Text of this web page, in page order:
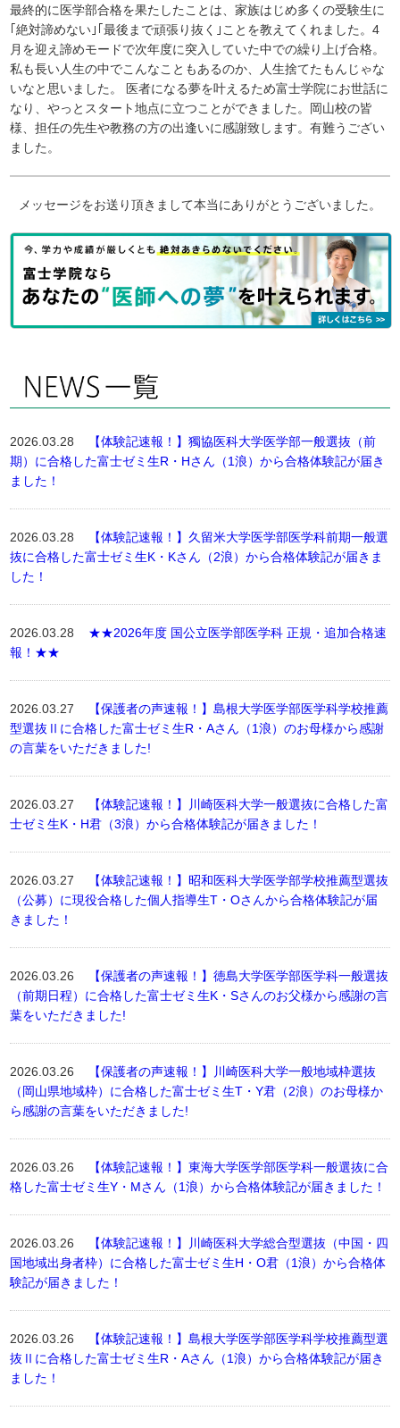
最終的に医学部合格を果たしたことは、家族はじめ多くの受験生に
｢絶対諦めない｣｢最後まで頑張り抜く｣ことを教えてくれました。4
月を迎え諦めモードで次年度に突入していた中での繰り上げ合格。
私も長い人生の中でこんなこともあるのか、人生捨てたもんじゃな
いなと思いました。 医者になる夢を叶えるため富士学院にお世話に
なり、やっとスタート地点に立つことができました。岡山校の皆
様、担任の先生や教務の方の出逢いに感謝致します。有難うござい
ました。
メッセージをお送り頂きまして本当にありがとうございました。
2026.03.28
【体験記速報！】獨協医科大学医学部一般選抜（前
期）に合格した富士ゼミ生R・Hさん（1浪）から合格体験記が届き
ました！
2026.03.28
【体験記速報！】久留米大学医学部医学科前期一般選
抜に合格した富士ゼミ生K・Kさん（2浪）から合格体験記が届きま
した！
2026.03.28 ★★2026年度 国公立医学部医学科 正規・追加合格速
報！★★
2026.03.27
【保護者の声速報！】島根大学医学部医学科学校推薦
型選抜Ⅱに合格した富士ゼミ生R・Aさん（1浪）のお母様から感謝
の言葉をいただきました!
2026.03.27
【体験記速報！】川崎医科大学一般選抜に合格した富
士ゼミ生K・H君（3浪）から合格体験記が届きました！
2026.03.27
【体験記速報！】昭和医科大学医学部学校推薦型選抜
（公募）に現役合格した個人指導生T・Oさんから合格体験記が届
きました！
2026.03.26
【保護者の声速報！】徳島大学医学部医学科一般選抜
（前期日程）に合格した富士ゼミ生K・Sさんのお父様から感謝の言
葉をいただきました!
2026.03.26
【保護者の声速報！】川崎医科大学一般地域枠選抜
（岡山県地域枠）に合格した富士ゼミ生T・Y君（2浪）のお母様か
ら感謝の言葉をいただきました!
2026.03.26
【体験記速報！】東海大学医学部医学科一般選抜に合
格した富士ゼミ生Y・Mさん（1浪）から合格体験記が届きました！
2026.03.26
【体験記速報！】川崎医科大学総合型選抜（中国・四
国地域出身者枠）に合格した富士ゼミ生H・O君（1浪）から合格体
験記が届きました！
2026.03.26
【体験記速報！】島根大学医学部医学科学校推薦型選
抜Ⅱに合格した富士ゼミ生R・Aさん（1浪）から合格体験記が届き
ました！